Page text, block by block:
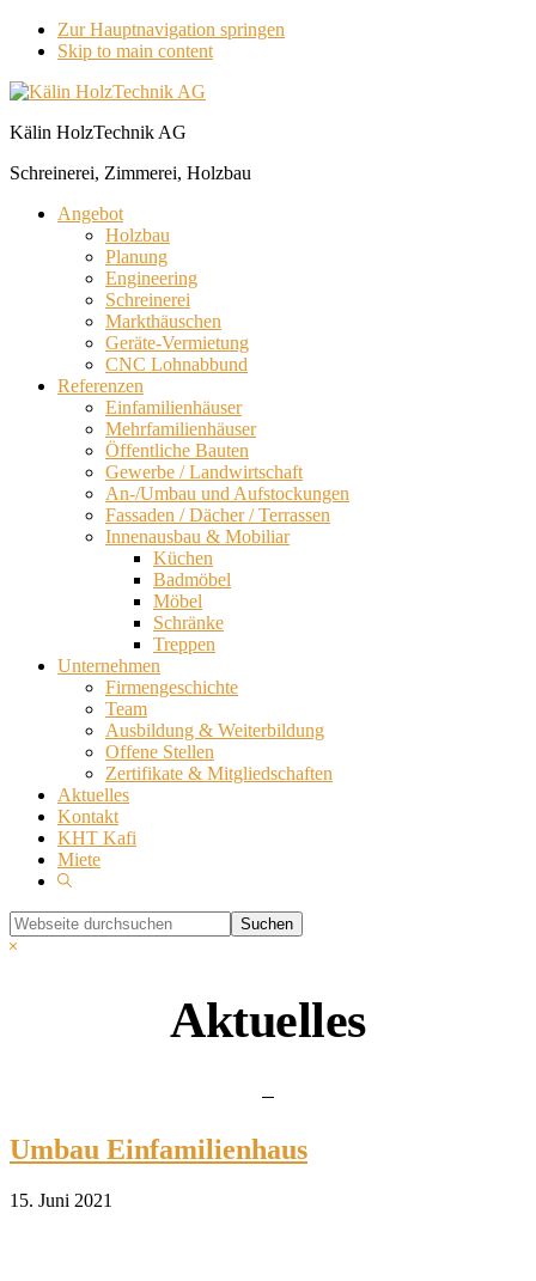
Zur Hauptnavigation springen
Skip to main content
Kälin HolzTechnik AG
Schreinerei, Zimmerei, Holzbau
Angebot
Holzbau
Planung
Engineering
Schreinerei
Markthäuschen
Geräte-Vermietung
CNC Lohnabbund
Referenzen
Einfamilienhäuser
Mehrfamilienhäuser
Öffentliche Bauten
Gewerbe / Landwirtschaft
An-/Umbau und Aufstockungen
Fassaden / Dächer / Terrassen
Innenausbau & Mobiliar
Küchen
Badmöbel
Möbel
Schränke
Treppen
Unternehmen
Firmengeschichte
Team
Ausbildung & Weiterbildung
Offene Stellen
Zertifikate & Mitgliedschaften
Aktuelles
Kontakt
KHT Kafi
Miete
Show
Webseite
durchsuchen
Hide
Aktuelles
Umbau Einfamilienhaus
15. Juni 2021